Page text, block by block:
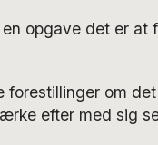
opgave det er at
forestillinger om
efter med sig